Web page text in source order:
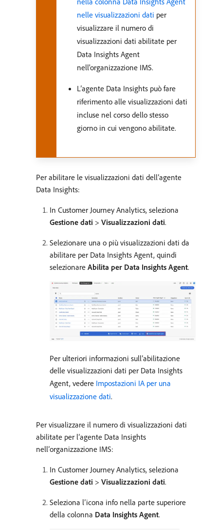
nelle visualizzazioni dati per
visualizzare il numero di
visualizzazioni dati abilitate per
Data Insights Agent
nell'organizzazione IMS.
L’agente Data Insights può fare
riferimento alle visualizzazioni dati
incluse nel corso dello stesso
giorno in cui vengono abilitate.
Per abilitare le visualizzazioni dati dell’agente
Data Insights:
In Customer Journey Analytics, seleziona
Gestione dati > Visualizzazioni dati.
Selezionare una o più visualizzazioni dati da
abilitare per Data Insights Agent, quindi
selezionare Abilita per Data Insights Agent.
Per ulteriori informazioni sull’abilitazione
delle visualizzazioni dati per Data Insights
Agent, vedere Impostazioni IA per una
visualizzazione dati.
Per visualizzare il numero di visualizzazioni dati
abilitate per l’agente Data Insights
nell’organizzazione IMS:
In Customer Journey Analytics, seleziona
Gestione dati > Visualizzazioni dati.
Seleziona l’icona info nella parte superiore
della colonna Data Insights Agent.